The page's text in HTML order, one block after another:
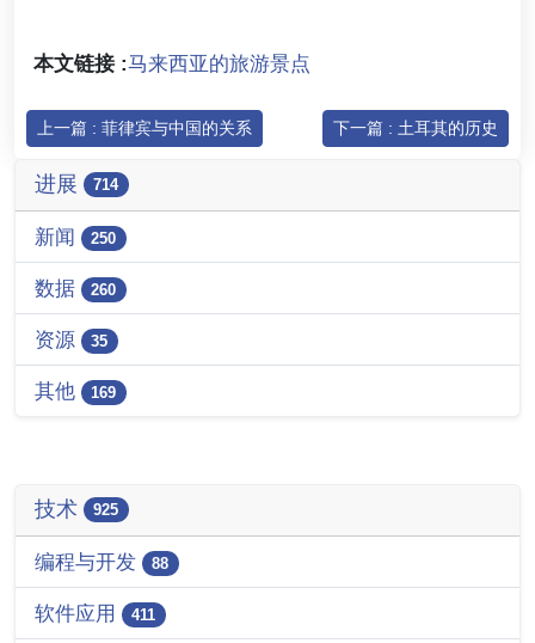
本文链接 :马来西亚的旅游景点
上一篇 : 菲律宾与中国的关系 下一篇 : 土耳其的历史
进展 714
新闻 250
数据 260
资源 35
其他 169
技术 925
编程与开发 88
软件应用 411